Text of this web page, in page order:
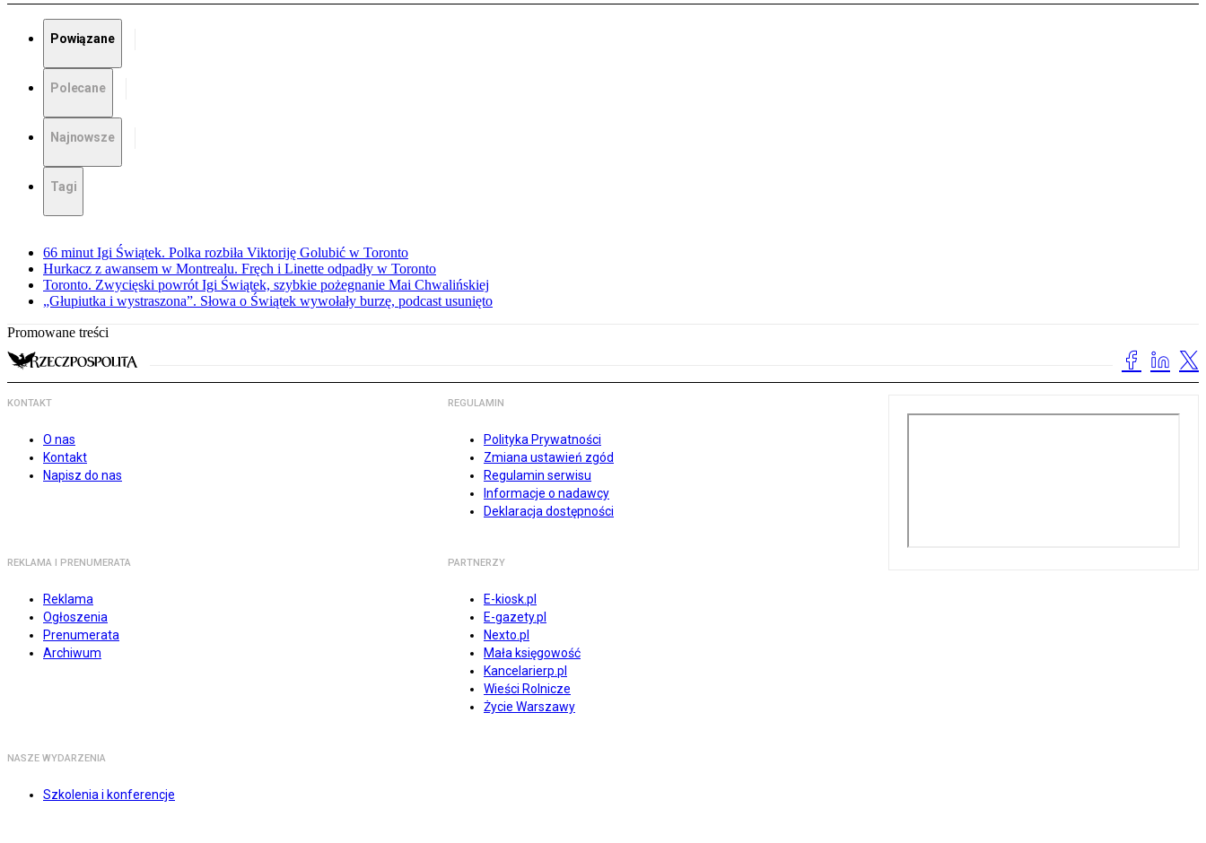
Powiązane
Polecane
Najnowsze
Tagi
66 minut Igi Świątek. Polka rozbiła Viktoriję Golubić w Toronto
Hurkacz z awansem w Montrealu. Fręch i Linette odpadły w Toronto
Toronto. Zwycięski powrót Igi Świątek, szybkie pożegnanie Mai Chwalińskiej
„Głupiutka i wystraszona”. Słowa o Świątek wywołały burzę, podcast usunięto
Promowane treści
KONTAKT
O nas
Kontakt
Napisz do nas
REGULAMIN
Polityka Prywatności
Zmiana ustawień zgód
Regulamin serwisu
Informacje o nadawcy
Deklaracja dostępności
REKLAMA I PRENUMERATA
Reklama
Ogłoszenia
Prenumerata
Archiwum
PARTNERZY
E-kiosk.pl
E-gazety.pl
Nexto.pl
Mała księgowość
Kancelarierp.pl
Wieści Rolnicze
Życie Warszawy
NASZE WYDARZENIA
Szkolenia i konferencje